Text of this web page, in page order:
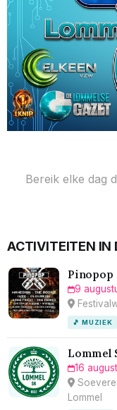
Bereik elke dag
ACTIVITEITEN IN
Pinopop
9
🎵 MUZIEK
Lommel
16
Lommel